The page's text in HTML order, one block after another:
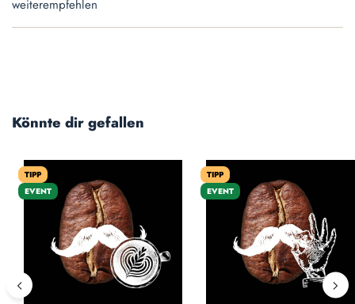
weiterempfehlen
Produktgalerie überspringen
Könnte dir gefallen
TIPP
EVENT
TIPP
EVENT